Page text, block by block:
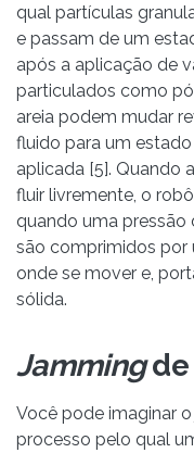
qual partículas
e passam de um
após a aplicação de
particulados como
areia podem mudar
fluido para um
aplicada [5]. Quando
fluir livremente, o
quando uma pressão
são comprimidos por
onde se mover e,
sólida.
Jammingde
Você pode imaginar o
processo pelo qual